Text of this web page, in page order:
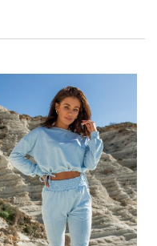
пролетта
излязла от употреба
дреха. В момента
костюми на едро
zwyciężają
te o fasonie
Zamiast marynarek w
się także kamizelki